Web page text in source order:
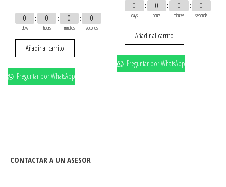
0
days
0
hours
0
minutes
0
seconds
Añadir al carrito
Preguntar por WhatsApp
0
days
0
hours
0
minutes
0
seconds
Añadir al carrito
Preguntar por WhatsApp
CONTACTAR A UN ASESOR